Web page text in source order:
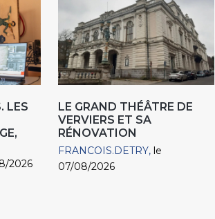
LES
2026
LE GRAND THÉÂTRE DE
VERVIERS ET SA
RÉNOVATION
FRANCOIS.DETRY le
07/08/2026